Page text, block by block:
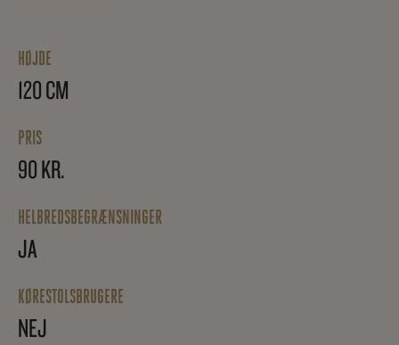
HØJDE
120 CM
PRIS
90 KR.
HELBREDSBEGRÆNSNINGER
JA
KØRESTOLSBRUGERE
NEJ